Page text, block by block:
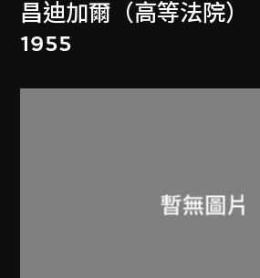
昌迪加爾（高等法院）
1955